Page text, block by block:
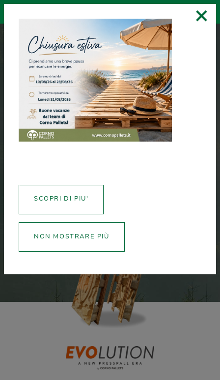
CREA CERTIFICATI
PRESSPALL
Evolution: il pallet
per la logistica
×
SCOPRI DI PIU'
NON MOSTRARE PIÙ